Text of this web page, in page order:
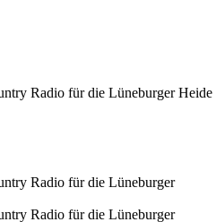
Radio für die Lüneburger Heide
Radio für die Lüneburger
Radio für die Lüneburger